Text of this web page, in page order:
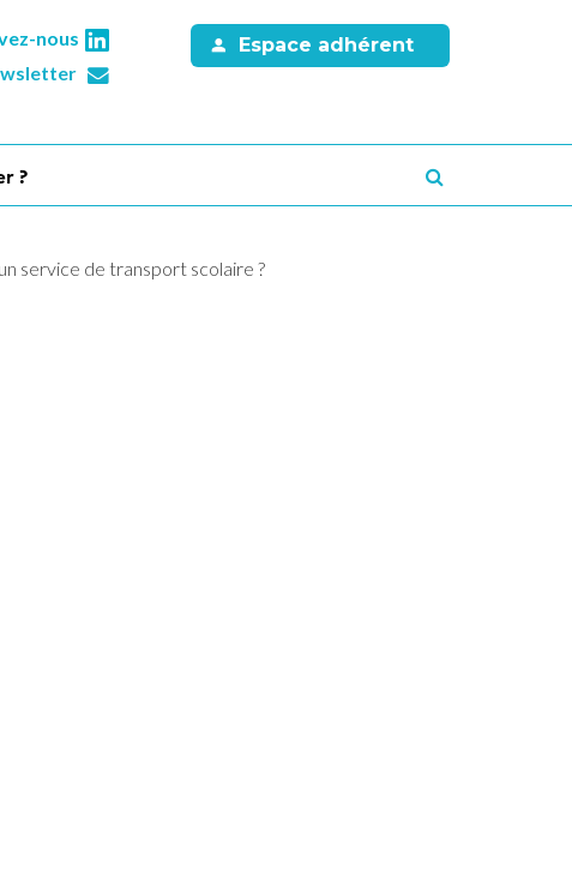
nous
Espace adhérent
?
service de transport scolaire ?